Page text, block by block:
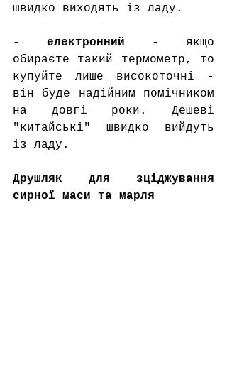
швидко виходять із ладу.
- електронний - якщо
обираєте такий термометр, то
купуйте лише високоточні -
він буде надійним помічником
на довгі роки. Дешеві
"китайські" швидко вийдуть
із ладу.
Друшляк для зціджування
сирної маси та марля